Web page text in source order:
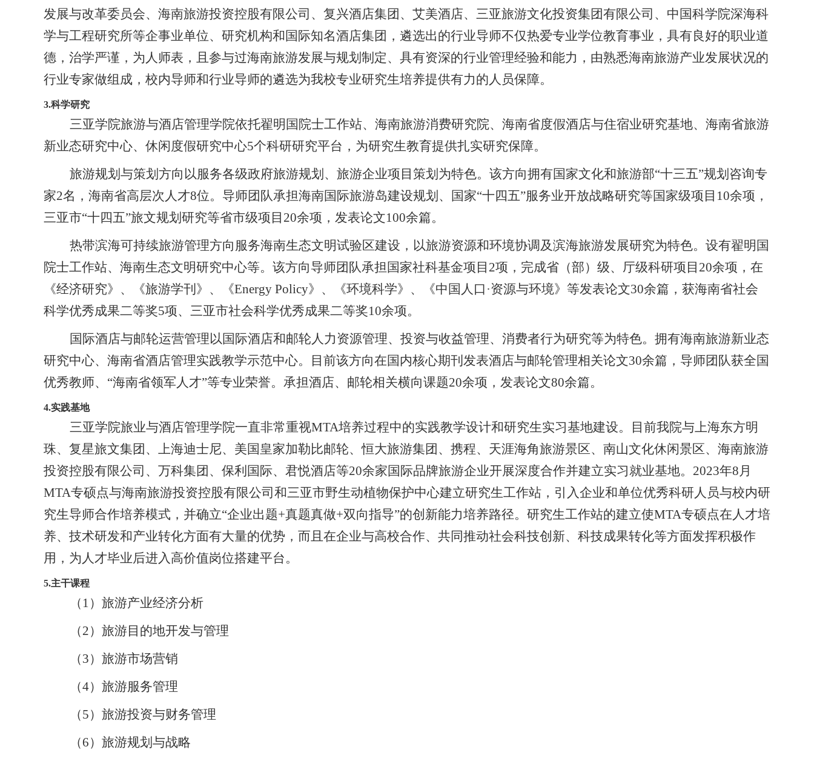
发展与改革委员会、海南旅游投资控股有限公司、复兴酒店集团、艾美酒店、三亚旅游文化投资集团有限公司、中国科学院深海科
学与工程研究所等企事业单位、研究机构和国际知名酒店集团，遴选出的行业导师不仅热爱专业学位教育事业，具有良好的职业道
德，治学严谨，为人师表，且参与过海南旅游发展与规划制定、具有资深的行业管理经验和能力，由熟悉海南旅游产业发展状况的
行业专家做组成，校内导师和行业导师的遴选为我校专业研究生培养提供有力的人员保障。
3.科学研究
三亚学院旅游与酒店管理学院依托翟明国院士工作站、海南旅游消费研究院、海南省度假酒店与住宿业研究基地、海南省旅游
新业态研究中心、休闲度假研究中心5个科研研究平台，为研究生教育提供扎实研究保障。
旅游规划与策划方向以服务各级政府旅游规划、旅游企业项目策划为特色。该方向拥有国家文化和旅游部“十三五”规划咨询专
家2名，海南省高层次人才8位。导师团队承担海南国际旅游岛建设规划、国家“十四五”服务业开放战略研究等国家级项目 10余项，
三亚市“十四五”旅文规划研究等省市级项目 20余项，发表论文100余篇。
热带滨海可持续旅游管理方向服务海南生态文明试验区建设，以旅游资源和环境协调及滨海旅游发展研究为特色。设有翟明国
院士工作站、海南生态文明研究中心等。该方向导师团队承担国家社科基金项目 2项，完成省（部）级、厅级科研项目 20余项，在
《经济研究》、《旅游学刊》、《Energy Policy》、《环境科学》、《中国人口·资源与环境》等发表论文30余篇，获海南省社会
科学优秀成果二等奖5项、三亚市社会科学优秀成果二等奖10余项。
国际酒店与邮轮运营管理以国际酒店和邮轮人力资源管理、投资与收益管理、消费者行为研究等为特色。拥有海南旅游新业态
研究中心、海南省酒店管理实践教学示范中心。目前该方向在国内核心期刊发表酒店与邮轮管理相关论文30余篇，导师团队获全国
优秀教师、“海南省领军人才”等专业荣誉。承担酒店、邮轮相关横向课题20余项，发表论文80余篇。
4.实践基地
三亚学院旅业与酒店管理学院一直非常重视MTA培养过程中的实践教学设计和研究生实习基地建设。目前我院与上海东方明
珠、复星旅文集团、上海迪士尼、美国皇家加勒比邮轮、恒大旅游集团、携程、天涯海角旅游景区、南山文化休闲景区、海南旅游
投资控股有限公司、万科集团、保利国际、君悦酒店等20余家国际品牌旅游企业开展深度合作并建立实习就业基地。 2023年8月
MTA专硕点与海南旅游投资控股有限公司和三亚市野生动植物保护中心建立研究生工作站，引入企业和单位优秀科研人员与校内研
究生导师合作培养模式，并确立“企业出题+真题真做+双向指导”的创新能力培养路径。研究生工作站的建立使MTA专硕点在人才培
养、技术研发和产业转化方面有大量的优势，而且在企业与高校合作、共同推动社会科技创新、科技成果转化等方面发挥积极作
用，为人才毕业后进入高价值岗位搭建平台。
5.主干课程
（ 1）旅游产业经济分析
（2）旅游目的地开发与管理
（3）旅游市场营销
（4）旅游服务管理
（5）旅游投资与财务管理
（6）旅游规划与战略